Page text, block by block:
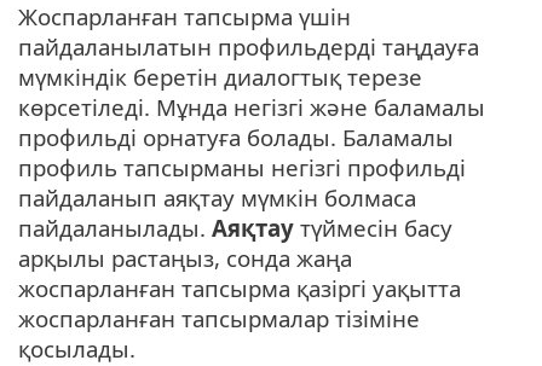
Жоспарланған тапсырма үшін
пайдаланылатын профильдерді таңдауға
мүмкіндік беретін диалогтық терезе
көрсетіледі. Мұнда негізгі және баламалы
профильді орнатуға болады. Баламалы
профиль тапсырманы негізгі профильді
пайдаланып аяқтау мүмкін болмаса
пайдаланылады. Аяқтау түймесін басу
арқылы растаңыз, сонда жаңа
жоспарланған тапсырма қазіргі уақытта
жоспарланған тапсырмалар тізіміне
қосылады.